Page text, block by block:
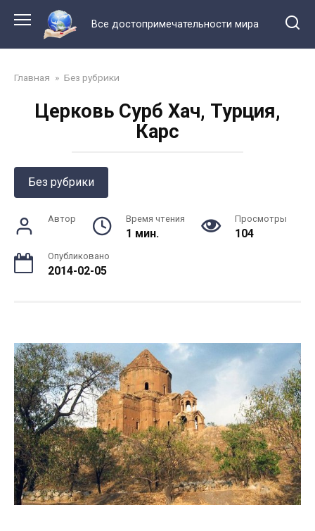
контенту
Все достопримечательности мира
Главная » Без рубрики
Церковь Сурб Хач, Турция,
Карс
Без рубрики
Автор Время чтения
1 мин.
Просмотры
104
Опубликовано
2014-02-05